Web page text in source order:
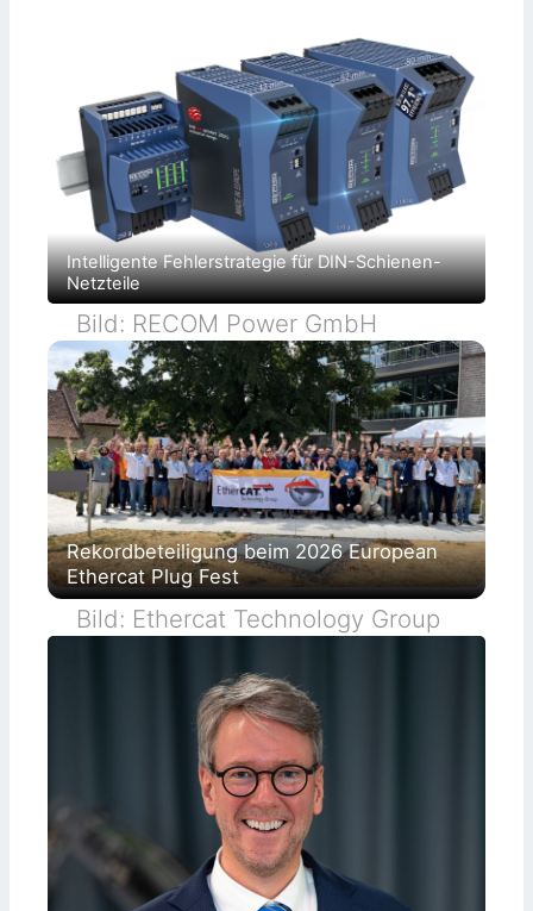
Intelligente Fehlerstrategie für DIN-Schienen-
Netzteile
Bild: RECOM Power GmbH
Rekordbeteiligung beim 2026 European
Ethercat Plug Fest
Bild: Ethercat Technology Group